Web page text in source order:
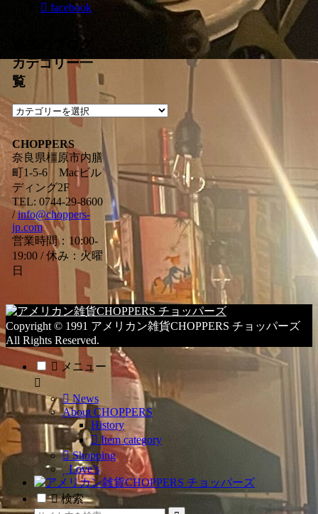
facebook
過去のブログ
カテゴリー一
覧
過
去
の
ブ
ロ
グ
カ
テ
ゴ
リ
ー
一
CHOPPERS
奈良県橿原市内膳
町1-5-6 Macビル
ディング2F
TEL: 0744-29-8600
/info@choppers-
jp.com
営業時間：10:00-
19:00 / 休み：火曜
日
Copyright © 1991 アメリカン雑貨CHOPPERS チョッパーズ
All Rights Reserved.
メニュー
News
About CHOPPERS
History
Item category
Shopping
Love’s
検索